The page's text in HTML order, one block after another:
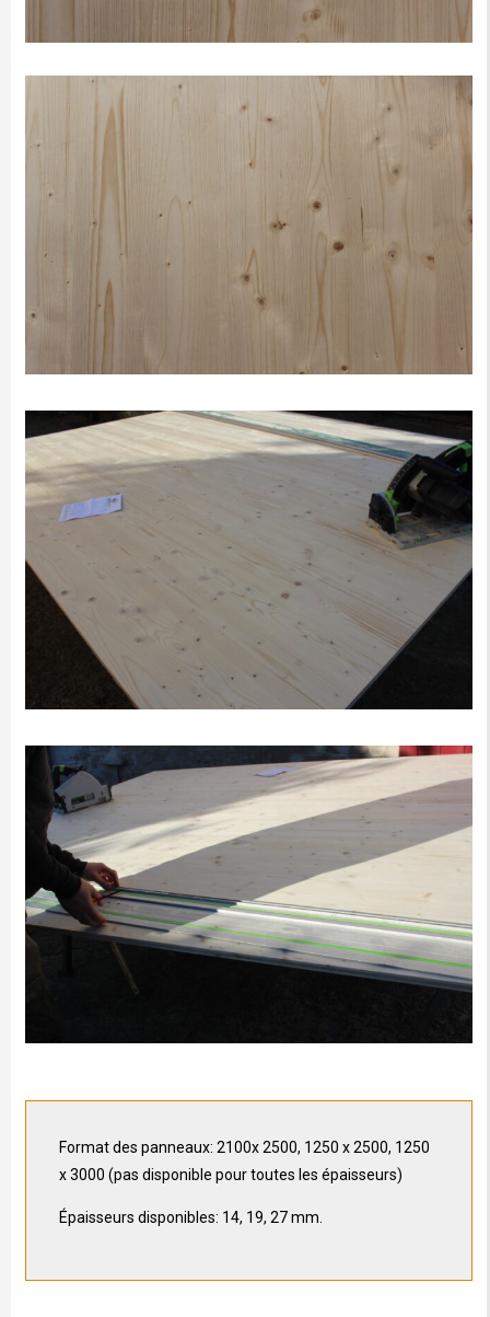
Format des panneaux: 2100x 2500, 1250 x 2500, 1250
x 3000 (pas disponible pour toutes les épaisseurs)
Épaisseurs disponibles: 14, 19, 27 mm.